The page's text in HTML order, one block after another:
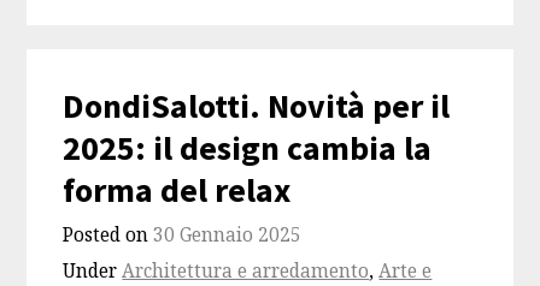
DondiSalotti. Novità per il
2025: il design cambia la
forma del relax
Posted on30 Gennaio 2025
UnderArchitettura e arredamento,Arte e